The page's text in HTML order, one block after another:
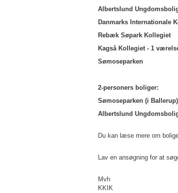
Albertslund
Danmarks Internationale
Rebæk Søpark Kollegiet
Kagså Kollegiet - 1
Sømoseparken
2-personers boliger:
Sømoseparken (i Ballerup)
Albertslund
Du kan læse mere om
Lav en ansøgning for at
Mvh
KKIK